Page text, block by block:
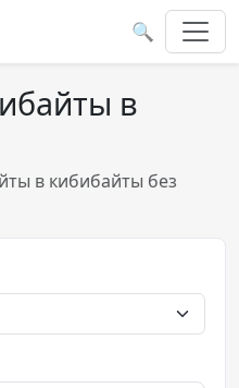
🔍
в
в кибибайты без